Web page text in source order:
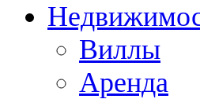
Виллы
Аренда